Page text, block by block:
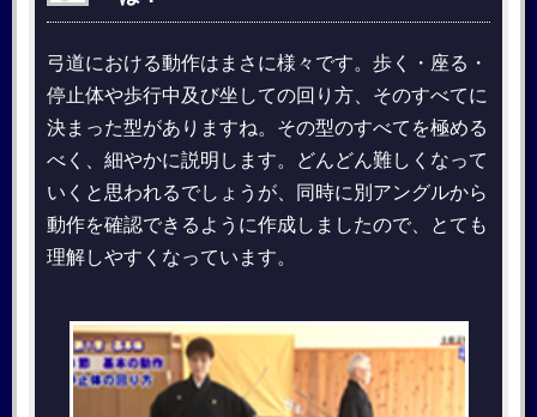
弓道における動作はまさに様々です。歩く・座る・
停止体や歩行中及び坐しての回り方、そのすべてに
決まった型がありますね。その型のすべてを極める
べく、細やかに説明します。どんどん難しくなって
いくと思われるでしょうが、同時に別アングルから
動作を確認できるように作成しましたので、とても
理解しやすくなっています。